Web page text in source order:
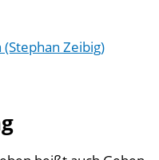
Zeibig)